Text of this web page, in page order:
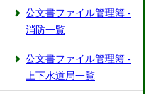
公文書ファイル管理簿 -
消防一覧
公文書ファイル管理簿 -
上下水道局一覧